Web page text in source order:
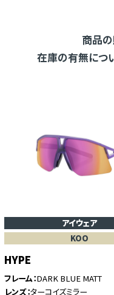
商品の
在庫の有無につ
アイウェア
KOO
HYPE
フレーム DARK BLUE MATT
レンズ ターコイズミラー